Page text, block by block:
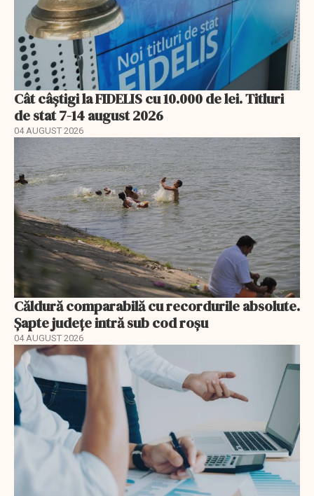
Cât câștigi la FIDELIS cu 10.000 de lei. Titluri
de stat 7-14 august 2026
04 AUGUST 2026
Căldură comparabilă cu recordurile absolute.
Șapte județe intră sub cod roșu
04 AUGUST 2026